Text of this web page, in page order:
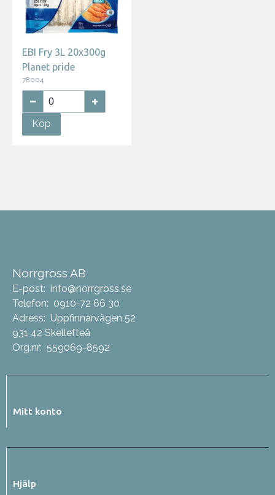
EBI Fry 3L 20x300g
Planet pride
78004
Köp
Norrgross AB
E-post: info@norrgross.se
Telefon: 0910-72 66 30
Adress: Uppfinnarvägen 52
931 42 Skellefteå
Org.nr: 559069-8592
Mitt konto
Hjälp